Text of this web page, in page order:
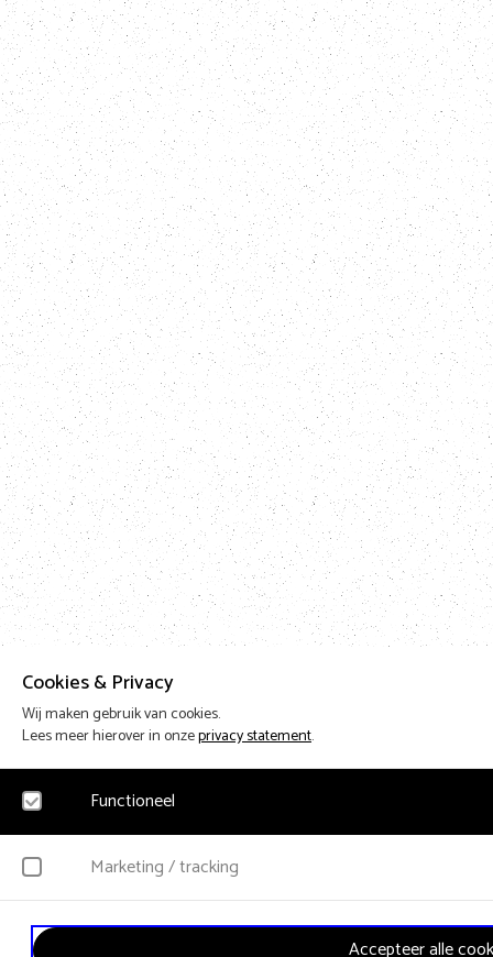
Cookies & Privacy
Wij maken gebruik van cookies.
Lees meer hierover in onzeprivacy statement.
Functioneel
Noodzakelijk
persoonsgegevens verzameld.
Marketing / tracking
YouTube
Accepteer alle